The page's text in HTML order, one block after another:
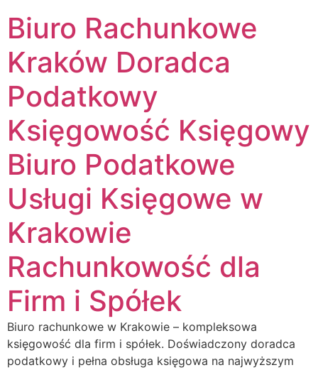
Biuro Rachunkowe
Kraków Doradca
Podatkowy
Księgowość Księgowy
Biuro Podatkowe
Usługi Księgowe w
Krakowie
Rachunkowość dla
Firm i Spółek
Biuro rachunkowe w Krakowie – kompleksowa
księgowość dla firm i spółek. Doświadczony doradca
podatkowy i pełna obsługa księgowa na najwyższym